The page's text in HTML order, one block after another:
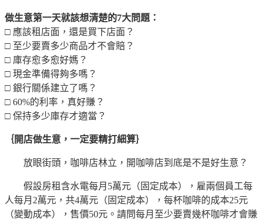
做生意第一天就該想清楚的7大問題：
□ 應該租店面，還是買下店面？
□ 至少要賣多少商品才不會賠？
□ 庫存愈多愈好媽？
□ 現金準備得夠多嗎？
□ 銀行關係建立了嗎？
□ 60%的利率，真好賺？
□ 保持多少庫存才適當？
｛開店做生意，一定要精打細算｝
放眼街頭，咖啡店林立，開咖啡店到底是不是好生意？
假設房租含水電每月5萬元（固定成本），雇兩個員工每
人每月2萬元，共4萬元（固定成本），每杯咖啡的成本25元
（變動成本），售價50元。請問每月至少要賣幾杯咖啡才會賺